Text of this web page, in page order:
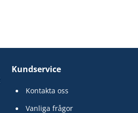
Kundservice
Kontakta oss
Vanliga frågor